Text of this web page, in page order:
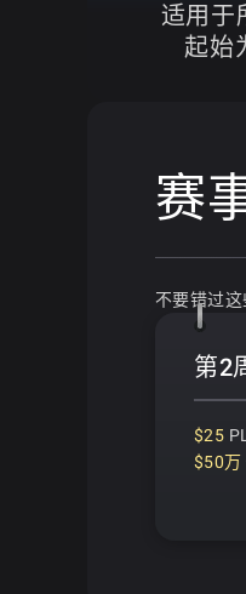
适用于
起始
赛
不要错过这
第2
$25
$50万